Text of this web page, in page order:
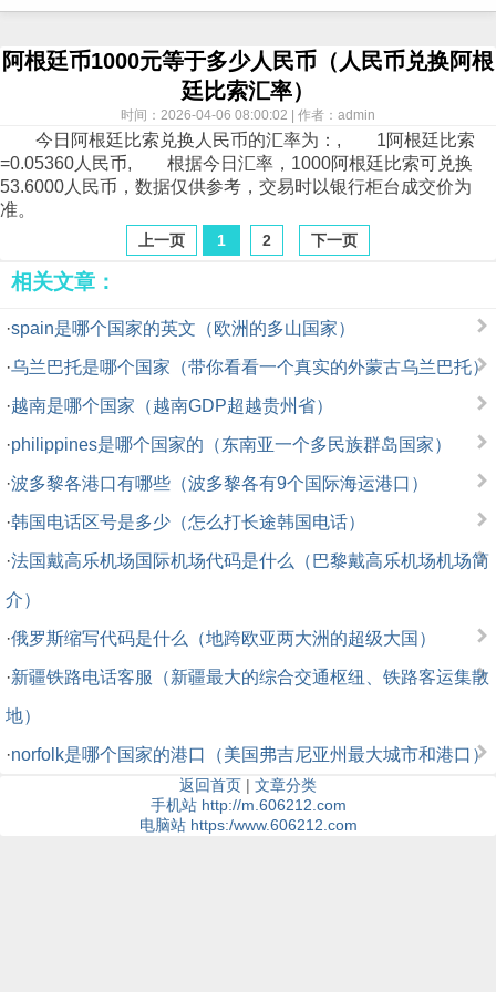
阿根廷币1000元等于多少人民币（人民币兑换阿根
廷比索汇率）
时间：2026-04-06 08:00:02 | 作者：admin
今日阿根廷比索兑换人民币的汇率为：, 1阿根廷比索
=0.05360人民币, 根据今日汇率，1000阿根廷比索可兑换
53.6000人民币，数据仅供参考，交易时以银行柜台成交价为
准。
上一页 1 2 下一页
相关文章：
·spain是哪个国家的英文（欧洲的多山国家）
·乌兰巴托是哪个国家（带你看看一个真实的外蒙古乌兰巴托）
·越南是哪个国家（越南GDP超越贵州省）
·philippines是哪个国家的（东南亚一个多民族群岛国家）
·波多黎各港口有哪些（波多黎各有9个国际海运港口）
·韩国电话区号是多少（怎么打长途韩国电话）
·法国戴高乐机场国际机场代码是什么（巴黎戴高乐机场机场简
介）
·俄罗斯缩写代码是什么（地跨欧亚两大洲的超级大国）
·新疆铁路电话客服（新疆最大的综合交通枢纽、铁路客运集散
地）
·norfolk是哪个国家的港口（美国弗吉尼亚州最大城市和港口）
返回首页 | 文章分类
手机站 http://m.606212.com
电脑站 https:/www.606212.com